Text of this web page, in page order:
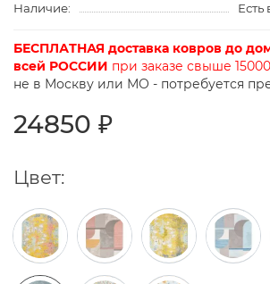
Наличие:
Есть
БЕСПЛАТНАЯ доставка ковров до
всей РОССИИ при заказе свыше
не в Москву или МО - потребуется
24850 ₽
Цвет: